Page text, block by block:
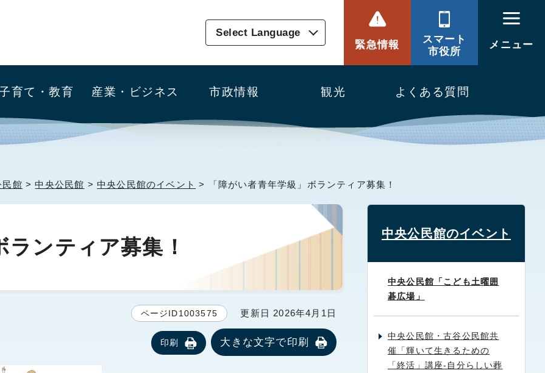
Select Language
緊急情報
スマート
市役所
メニュー
育て・教育 産業・ビジネス 市政情報 観光 よくある質問
民館 >中央公民館 >中央公民館のイベント > 「障がい者青年学級」ボランティア募集！
ランティア募集！
ページID1003575 更新日 2026年4月1日
印刷 大きな文字で印刷
中央公民館のイベント
中央公民館「こども土曜囲
碁広場」
中央公民館・古谷公民館共
催「輝いて生きるための
「終活」講座-自分らしい葬